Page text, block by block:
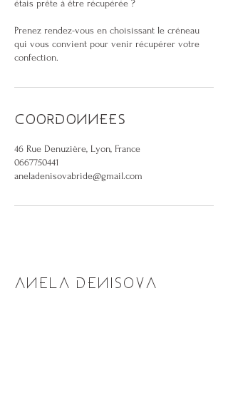
étais prête à être récupérée ?
Prenez rendez-vous en choisissant le créneau
qui vous convient pour venir récupérer votre
confection.
Coordonnées
46 Rue Denuzière, Lyon, France
0667750441
aneladenisovabride@gmail.com
ANELA DENISOVA